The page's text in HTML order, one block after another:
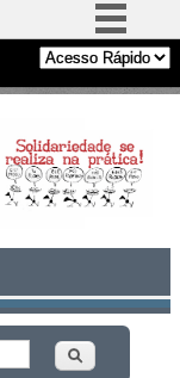
BR
Participe
à informação
Canais
Buscar